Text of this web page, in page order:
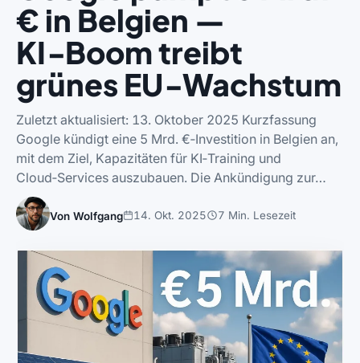
€ in Belgien —
KI‑Boom treibt
grünes EU‑Wachstum
Zuletzt aktualisiert: 13. Oktober 2025 Kurzfassung
Google kündigt eine 5 Mrd. €‑Investition in Belgien an,
mit dem Ziel, Kapazitäten für KI‑Training und
Cloud‑Services auszubauen. Die Ankündigung zur…
Von Wolfgang 14. Okt. 2025 7 Min. Lesezeit